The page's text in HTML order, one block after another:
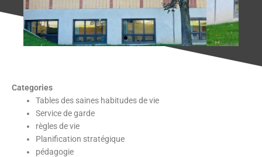
Categories
Tables des saines habitudes de vie
Service de garde
règles de vie
Planification stratégique
pédagogie